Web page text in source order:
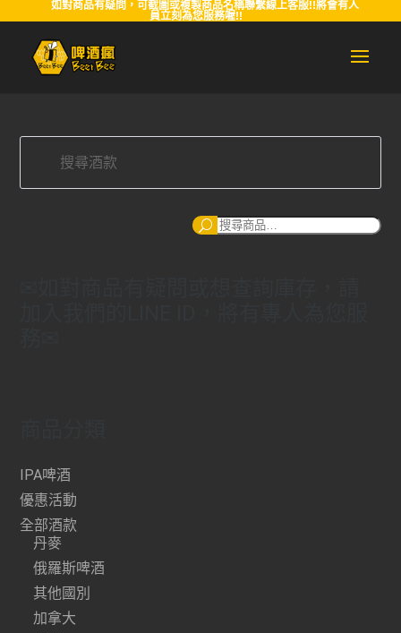
如對商品有疑問，可截圖或複製商品名稱聯繫線上客服!!將會有人
員立刻為您服務喔!!
搜
IPA啤酒
優惠活動
全部酒款
丹麥
俄羅斯啤酒
其他國別
加拿大